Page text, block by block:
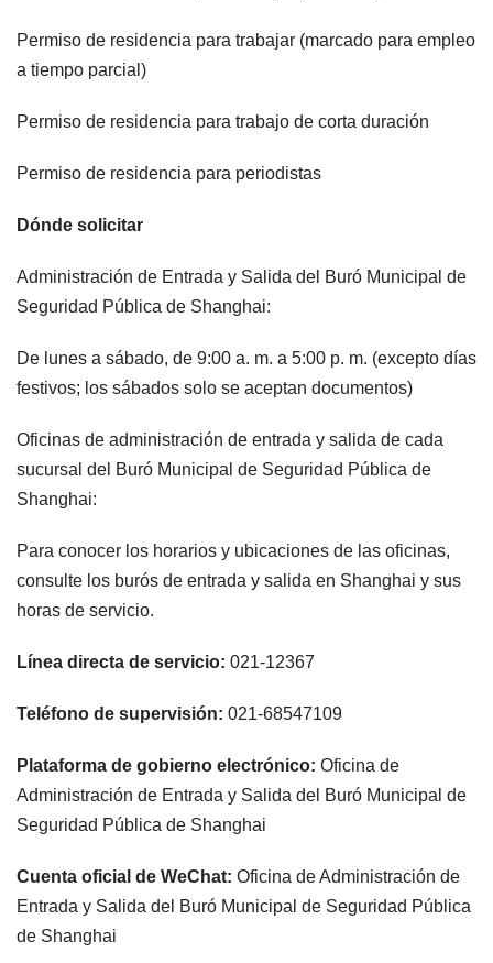
Permiso de residencia para trabajar (marcado para empleo
a tiempo parcial)
Permiso de residencia para trabajo de corta duración
Permiso de residencia para periodistas
Dónde solicitar
Administración de Entrada y Salida del Buró Municipal de
Seguridad Pública de Shanghai:
De lunes a sábado, de 9:00 a. m. a 5:00 p. m. (excepto días
festivos; los sábados solo se aceptan documentos)
Oficinas de administración de entrada y salida de cada
sucursal del Buró Municipal de Seguridad Pública de
Shanghai:
Para conocer los horarios y ubicaciones de las oficinas,
consulte los burós de entrada y salida en Shanghai y sus
horas de servicio.
Línea directa de servicio: 021-12367
Teléfono de supervisión: 021-68547109
Plataforma de gobierno electrónico: Oficina de
Administración de Entrada y Salida del Buró Municipal de
Seguridad Pública de Shanghai
Cuenta oficial de WeChat: Oficina de Administración de
Entrada y Salida del Buró Municipal de Seguridad Pública
de Shanghai